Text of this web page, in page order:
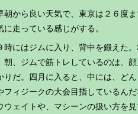
から良い天気で、東京は２６度
に走っている感じがする。
にはジムに入り、背中を鍛えた
朝、ジムで筋トレしているのは、
りだ。四月に入ると、中には、ど
フィジークの大会目指しているん
ウェイトや、マシーンの扱い方を